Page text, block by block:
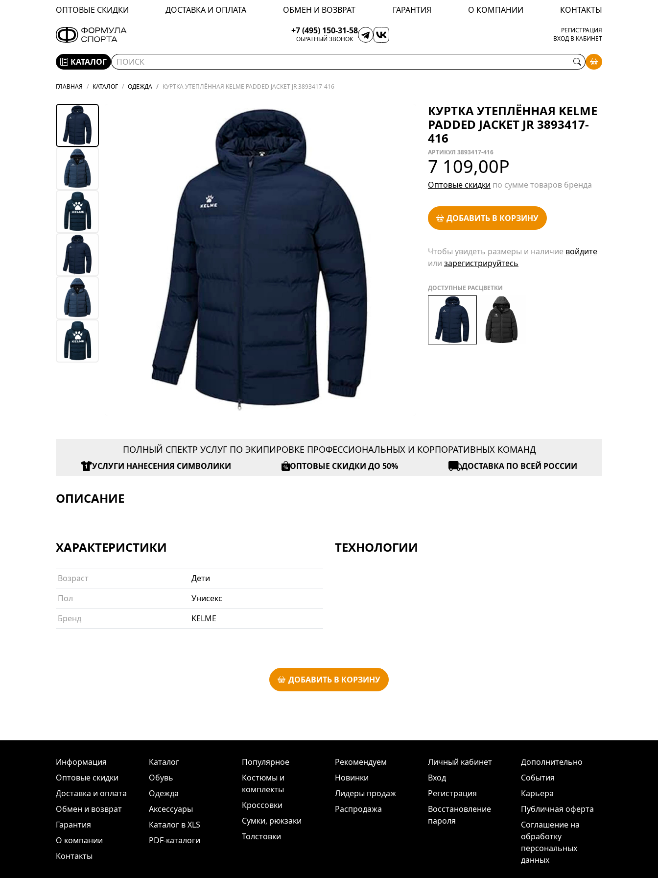
ОПТОВЫЕ СКИДКИ ДОСТАВКА И ОПЛАТА ОБМЕН И ВОЗВРАТ ГАРАНТИЯ О КОМПАНИИ
КОНТАКТЫ
+7 (495) 150-31-58
ОБРАТНЫЙ ЗВОНОК
РЕГИСТРАЦИЯ
ВХОД В КАБИНЕТ
КАТАЛОГ
ГЛАВНАЯ КАТАЛОГ ОДЕЖДА КУРТКА УТЕПЛЁННАЯ KELME PADDED JACKET JR 3893417-416
КУРТКА УТЕПЛЁННАЯ KELME
PADDED JACKET JR 3893417-
416
АРТИКУЛ 3893417-416
7 109,00Р
Оптовые скидки по сумме товаров бренда
ДОБАВИТЬ В КОРЗИНУ
Чтобы увидеть размеры и наличие войдите
или зарегистрируйтесь
ДОСТУПНЫЕ РАСЦВЕТКИ
ПОЛНЫЙ СПЕКТР УСЛУГ ПО ЭКИПИРОВКЕ ПРОФЕССИОНАЛЬНЫХ И КОРПОРАТИВНЫХ КОМАНД
УСЛУГИ НАНЕСЕНИЯ СИМВОЛИКИ ОПТОВЫЕ СКИДКИ ДО 50% ДОСТАВКА ПО ВСЕЙ РОССИИ
ОПИСАНИЕ
ХАРАКТЕРИСТИКИ
Возраст
Дети
Пол
Унисекс
Бренд
KELME
ТЕХНОЛОГИИ
ДОБАВИТЬ В КОРЗИНУ
Информация
Оптовые скидки
Доставка и оплата
Обмен и возврат
Гарантия
О компании
Контакты
Каталог
Обувь
Одежда
Аксессуары
Каталог в XLS
PDF-каталоги
Популярное
Костюмы и
комплекты
Кроссовки
Сумки, рюкзаки
Толстовки
Рекомендуем
Новинки
Лидеры продаж
Распродажа
Личный кабинет
Вход
Регистрация
Восстановление
пароля
Дополнительно
События
Карьера
Публичная оферта
Соглашение на
обработку
персональных
данных